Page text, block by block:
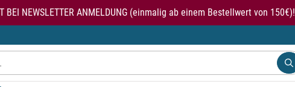
BEI NEWSLETTER ANMELDUNG (einmalig ab einem Bestellwert von 150€)!